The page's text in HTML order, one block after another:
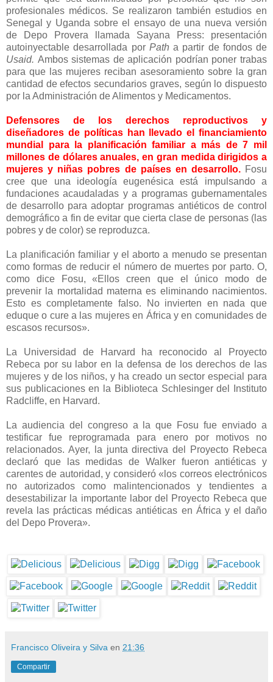
profesionales médicos. Se realizaron también estudios en
Senegal y Uganda sobre el ensayo de una nueva versión
de Depo Provera llamada Sayana Press: presentación
autoinyectable desarrollada por Path a partir de fondos de
Usaid. Ambos sistemas de aplicación podrían poner trabas
para que las mujeres reciban asesoramiento sobre la gran
cantidad de efectos secundarios graves, según lo dispuesto
por la Administración de Alimentos y Medicamentos.
Defensores de los derechos reproductivos y
diseñadores de políticas han llevado el financiamiento
mundial para la planificación familiar a más de 7 mil
millones de dólares anuales, en gran medida dirigidos a
mujeres y niñas pobres de países en desarrollo.Fosu
cree que una ideología eugenésica está impulsando a
fundaciones acaudaladas y a programas gubernamentales
de desarrollo para adoptar programas antiéticos de control
demográfico a fin de evitar que cierta clase de personas (las
pobres y de color) se reproduzca.
La planificación familiar y el aborto a menudo se presentan
como formas de reducir el número de muertes por parto. O,
como dice Fosu, «Ellos creen que el único modo de
prevenir la mortalidad materna es eliminando nacimientos.
Esto es completamente falso. No invierten en nada que
eduque o cure a las mujeres en África y en comunidades de
escasos recursos».
La Universidad de Harvard ha reconocido al Proyecto
Rebeca por su labor en la defensa de los derechos de las
mujeres y de los niños, y ha creado un sector especial para
sus publicaciones en la Biblioteca Schlesinger del Instituto
Radcliffe, en Harvard.
La audiencia del congreso a la que Fosu fue enviado a
testificar fue reprogramada para enero por motivos no
relacionados. Ayer, la junta directiva del Proyecto Rebeca
declaró que las medidas de Walker fueron antiéticas y
carentes de autoridad, y consideró «los correos electrónicos
no autorizados como malintencionados y tendientes a
desestabilizar la importante labor del Proyecto Rebeca que
revela las prácticas médicas antiéticas en África y el daño
del Depo Provera».
Francisco Oliveira y Silva en 21:36
Compartir